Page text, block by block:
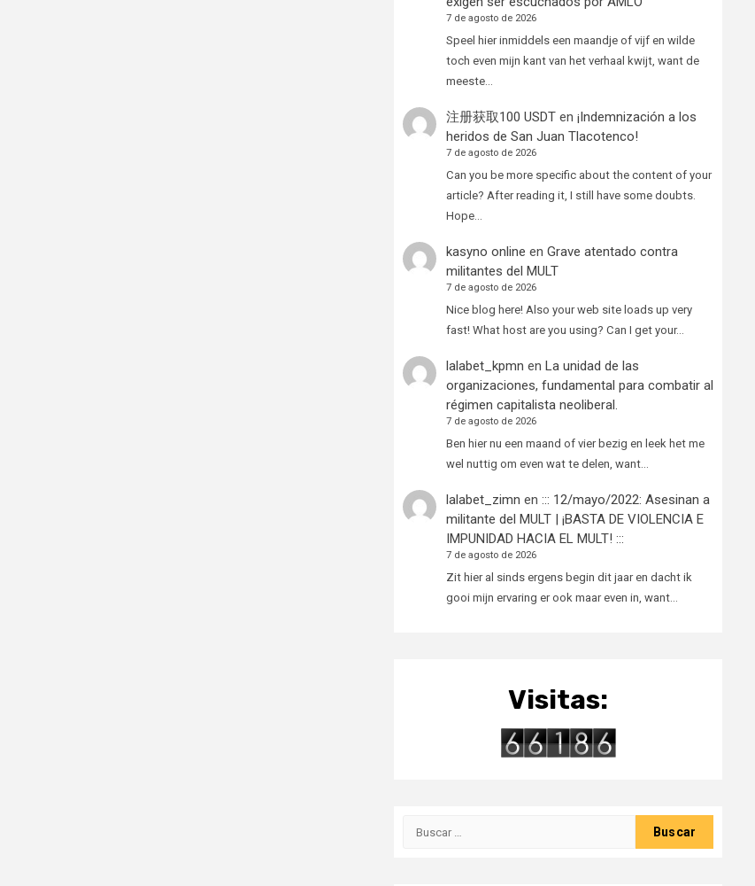
7 de agosto de 2026
Speel hier inmiddels een maandje of vijf en wilde
toch even mijn kant van het verhaal kwijt, want de
meeste…
注册获取100 USDTen ¡Indemnización a los
heridos de San Juan Tlacotenco!
7 de agosto de 2026
Can you be more specific about the content of your
article? After reading it, I still have some doubts.
Hope…
kasyno online en Grave atentado contra
militantes del MULT
7 de agosto de 2026
Nice blog here! Also your web site loads up very
fast! What host are you using? Can I get your…
lalabet_kpmn en La unidad de las
organizaciones, fundamental para combatir al
régimen capitalista neoliberal.
7 de agosto de 2026
Ben hier nu een maand of vier bezig en leek het me
wel nuttig om even wat te delen, want…
lalabet_zimn en ::: 12/mayo/2022: Asesinan a
militante del MULT | ¡BASTA DE VIOLENCIA E
IMPUNIDAD HACIA EL MULT! :::
7 de agosto de 2026
Zit hier al sinds ergens begin dit jaar en dacht ik
gooi mijn ervaring er ook maar even in, want…
Visitas: